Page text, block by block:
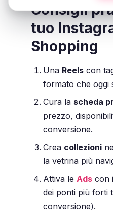
Consigli
tuo
Shopping
Una Reelscon
formato che oggi
Cura la scheda
prezzo,
conversione.
Crea collezioni
la vetrina più
Attiva le Adscon
dei ponti più forti
conversione).